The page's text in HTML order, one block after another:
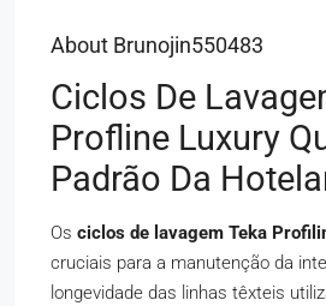
About Brunojin550483
Ciclos De
Profline Luxury
Padrão Da
Os ciclos de lavagem Teka
cruciais para a manutenção da
longevidade das linhas têxteis